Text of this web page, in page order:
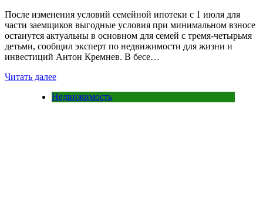
После изменения условий семейной ипотеки с 1 июля для
части заемщиков выгодные условия при минимальном взносе
останутся актуальны в основном для семей с тремя-четырьмя
детьми, сообщил эксперт по недвижимости для жизни и
инвестиций Антон Кремнев. В бесе…
Читать далее
Недвижимость